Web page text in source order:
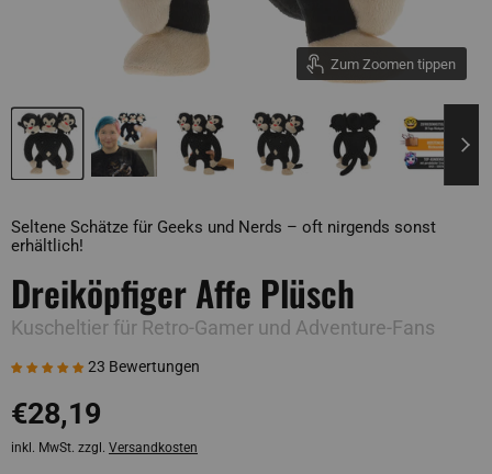
Zum Zoomen tippen
Seltene Schätze für Geeks und Nerds – oft nirgends sonst
erhältlich!
Dreiköpfiger Affe Plüsch
Kuscheltier für Retro-Gamer und Adventure-Fans
23 Bewertungen
€28,19
inkl. MwSt. zzgl. Versandkosten